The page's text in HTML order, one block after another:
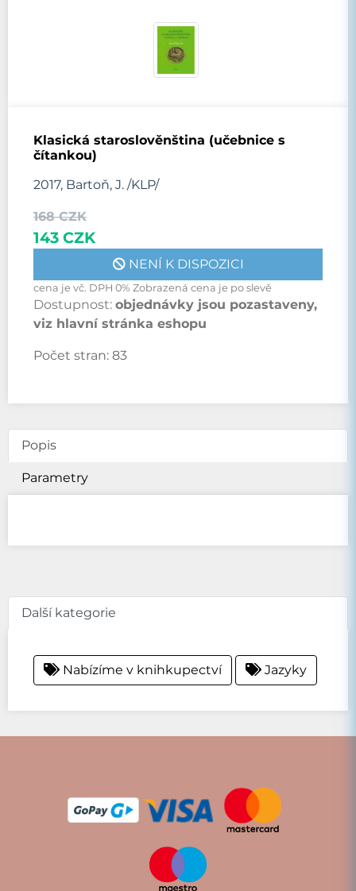
Klasická staroslověnština (učebnice s
čítankou)
2017, Bartoň, J. /KLP/
168 CZK
143 CZK
NENÍ K DISPOZICI
cena je vč. DPH 0% Zobrazená cena je po slevě
Dostupnost: objednávky jsou pozastaveny,
viz hlavní stránka eshopu
Počet stran: 83
Popis
Parametry
Další kategorie
Nabízíme v knihkupectví Jazyky